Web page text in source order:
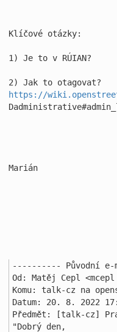
Klíčové otázky:
1) Je to v RÚIAN?
https://
Marián
---------- Původní
Od: Matěj Cepl
Komu: talk-cz na
Datum: 20. 8. 2022
Předmět: [talk-cz]
"Dobrý den,